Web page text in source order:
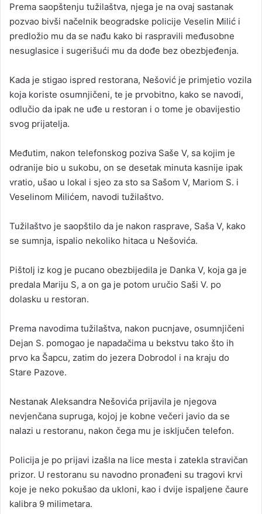
Prema saopštenju tužilaštva, njega je na ovaj sastanak
pozvao bivši načelnik beogradske policije Veselin Milić i
predložio mu da se nađu kako bi raspravili međusobne
nesuglasice i sugerišući mu da dođe bez obezbjeđenja.
Kada je stigao ispred restorana, Nešović je primjetio vozila
koja koriste osumnjičeni, te je prvobitno, kako se navodi,
odlučio da ipak ne uđe u restoran i o tome je obavijestio
svog prijatelja.
Međutim, nakon telefonskog poziva Saše V, sa kojim je
odranije bio u sukobu, on se desetak minuta kasnije ipak
vratio, ušao u lokal i sjeo za sto sa Sašom V, Mariom S. i
Veselinom Milićem, navodi tužilaštvo.
Tužilaštvo je saopštilo da je nakon rasprave, Saša V, kako
se sumnja, ispalio nekoliko hitaca u Nešovića.
Pištolj iz kog je pucano obezbijedila je Danka V, koja ga je
predala Mariju S, a on ga je potom uručio Saši V. po
dolasku u restoran.
Prema navodima tužilaštva, nakon pucnjave, osumnjičeni
Dejan S. pomogao je napadačima u bekstvu tako što ih
prvo ka Šapcu, zatim do jezera Dobrodol i na kraju do
Stare Pazove.
Nestanak Aleksandra Nešovića prijavila je njegova
nevjenčana supruga, kojoj je kobne večeri javio da se
nalazi u restoranu, nakon čega mu je isključen telefon.
Policija je po prijavi izašla na lice mesta i zatekla stravičan
prizor. U restoranu su navodno pronađeni su tragovi krvi
koje je neko pokušao da ukloni, kao i dvije ispaljene čaure
kalibra 9 milimetara.